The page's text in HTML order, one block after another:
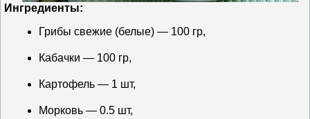
Ингредиенты:
Грибы свежие (белые) — 100 гр,
Кабачки — 100 гр,
Картофель — 1 шт,
Морковь — 0.5 шт,